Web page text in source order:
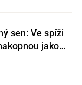
sen: Ve spíži
jako